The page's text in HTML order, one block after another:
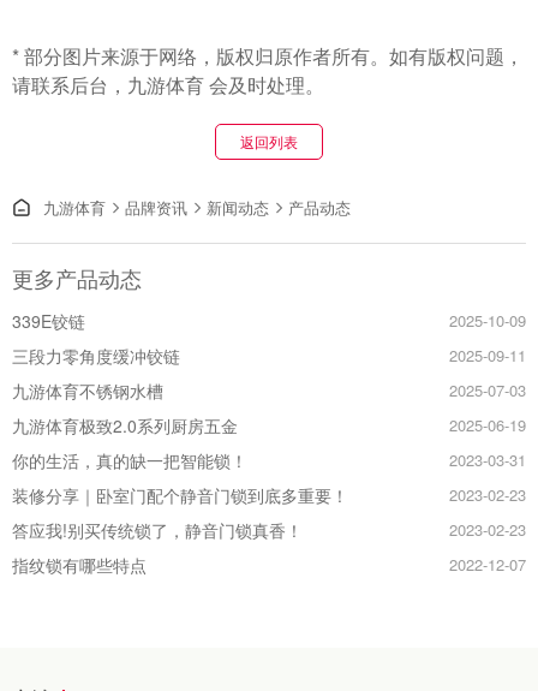
* 部分图片来源于网络，版权归原作者所有。如有版权问题，
请联系后台，九游体育 会及时处理。
返回列表
 九游体育 品牌资讯 新闻动态 产品动态
更多产品动态
339E铰链 2025-10-09
三段力零角度缓冲铰链 2025-09-11
九游体育不锈钢水槽 2025-07-03
九游体育极致2.0系列厨房五金 2025-06-19
你的生活，真的缺一把智能锁！ 2023-03-31
装修分享｜卧室门配个静音门锁到底多重要！ 2023-02-23
答应我!别买传统锁了，静音门锁真香！ 2023-02-23
指纹锁有哪些特点 2022-12-07